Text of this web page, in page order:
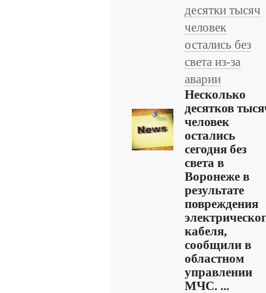
десятки тысяч
человек
остались без
света из-за
аварии
Несколько
десятков
человек
остались
сегодня без
света в
Воронеже в
результате
повреждения
кабеля,
сообщили в
областном
управлении
МЧС. ...